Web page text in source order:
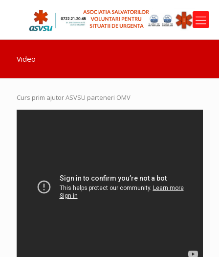
Video
Curs prim ajutor ASVSU parteneri OMV